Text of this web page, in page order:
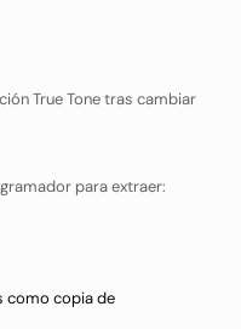
True Tone tras cambiar
para extraer:
como copia de